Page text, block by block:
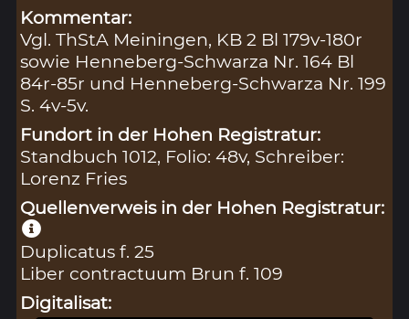
Kommentar:
Vgl. ThStA Meiningen, KB 2 Bl 179v-180r
sowie Henneberg-Schwarza Nr. 164 Bl
84r-85r und Henneberg-Schwarza Nr. 199
S. 4v-5v.
Fundort in der Hohen Registratur:
Standbuch 1012, Folio: 48v, Schreiber:
Lorenz Fries
Quellenverweis in der Hohen Registratur:
Duplicatus f. 25
Liber contractuum Brun f. 109
Digitalisat: